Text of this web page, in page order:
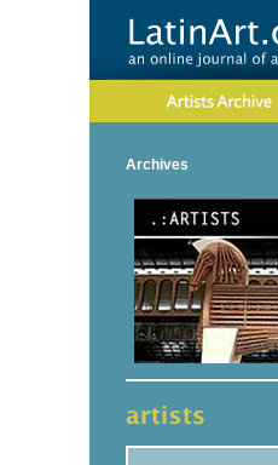
Archives